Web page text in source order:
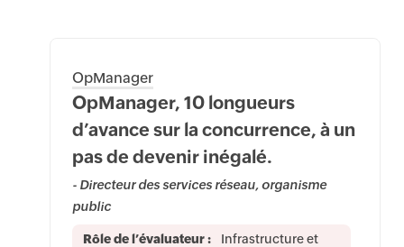
OpManager
OpManager, 10 longueurs
d’avance sur la concurrence, à un
pas de devenir inégalé.
- Directeur des services réseau, organisme
public
Rôle de l’évaluateur : Infrastructure et